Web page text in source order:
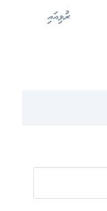
ރުޅިއައި